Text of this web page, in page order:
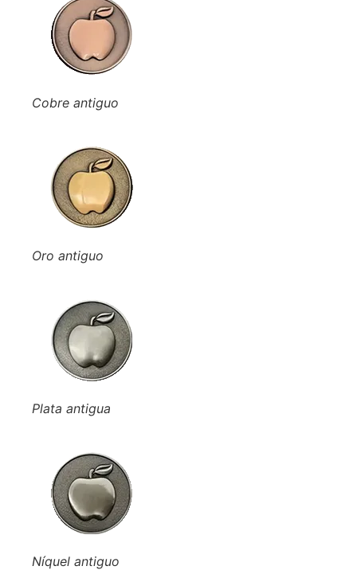
Cobre antiguo
Oro antiguo
Plata antigua
Níquel antiguo